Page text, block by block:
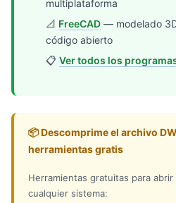
multiplataforma
📐 FreeCAD — modelado
código abierto
📋Ver todos los
📦 Descomprime el archivo
herramientas gratis
Herramientas gratuitas para abrir
cualquier sistema: